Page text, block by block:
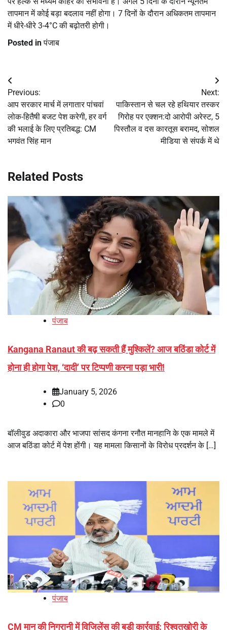
तापमान में कोई बड़ा बदलाव नहीं होगा। 7 दिनों के दौरान अधिकतम तापमान
में धीरे-धीरे 3-4°C की बढ़ोतरी होगी।
Posted inपंजाब
Post
navigation
Previous:
आप सरकार मार्च में लगातार पांचवां
लोक-हितैषी बजट पेश करेगी, हर वर्ग
की भलाई के लिए प्रतिबद्ध: CM
भगवंत सिंह मान
Next:
पाकिस्तान से चल रहे हथियार तस्कर
गिरोह पर एक्शन:दो आरोपी अरेस्ट, 5
पिस्तौल व दस कारतूस बरामद, सोशल
मीडिया से संपर्क में थे
Related Posts
पंजाब
Kangana Ranaut की बढ़ सकती हैं मुश्किलें? आज बठिंडा कोर्ट में
होना ही होगा पेश, ‘दादी’ पर टिप्पणी करना पड़ा भारी!
January 5, 2026
0
बॉलीवुड अदाकारा और भाजपा सांसद कंगना रनौत मानहानि के एक मामले में
आज बठिंडा कोर्ट में पेश होंगी। यह मामला किसानों के विरोध प्रदर्शन के […]
पंजाब
CM मान की निगरानी में विजिलेंस की बड़ी कार्रवाई: रिश्वतखोरी के